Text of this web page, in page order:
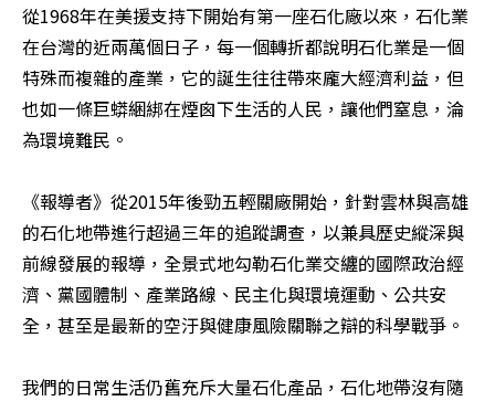
從1968年在美援支持下開始有第一座石化廠以來，石化業
在台灣的近兩萬個日子，每一個轉折都說明石化業是一個
特殊而複雜的產業，它的誕生往往帶來龐大經濟利益，但
也如一條巨蟒綑綁在煙囪下生活的人民，讓他們窒息，淪
為環境難民。
《報導者》從2015年後勁五輕關廠開始，針對雲林與高雄
的石化地帶進行超過三年的追蹤調查，以兼具歷史縱深與
前線發展的報導，全景式地勾勒石化業交纏的國際政治經
濟、黨國體制、產業路線、民主化與環境運動、公共安
全，甚至是最新的空汙與健康風險關聯之辯的科學戰爭。
我們的日常生活仍舊充斥大量石化產品，石化地帶沒有隨